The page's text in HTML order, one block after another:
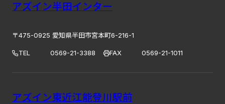
アズイン半田インター
〒475-0925 愛知県半田市宮本町6-216-1
TEL 0569-21-3388 FAX 0569-21-1011
アズイン東近江能登川駅前